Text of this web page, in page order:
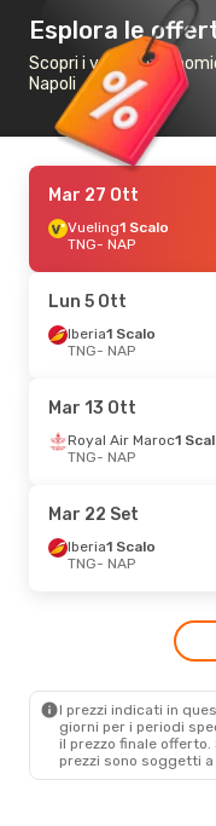
Esplora le
Scopri i voli più
Napoli
Mar 27 Ott
Vueling1 Scalo
TNG- NAP
Lun 5 Ott
Iberia1 Scalo
TNG- NAP
Mar 13 Ott
Royal Air Maroc1
TNG- NAP
Mar 22 Set
Iberia1 Scalo
TNG- NAP
I prezzi indicati in
giorni per i periodi
il ​​prezzo finale
prezzi sono soggetti